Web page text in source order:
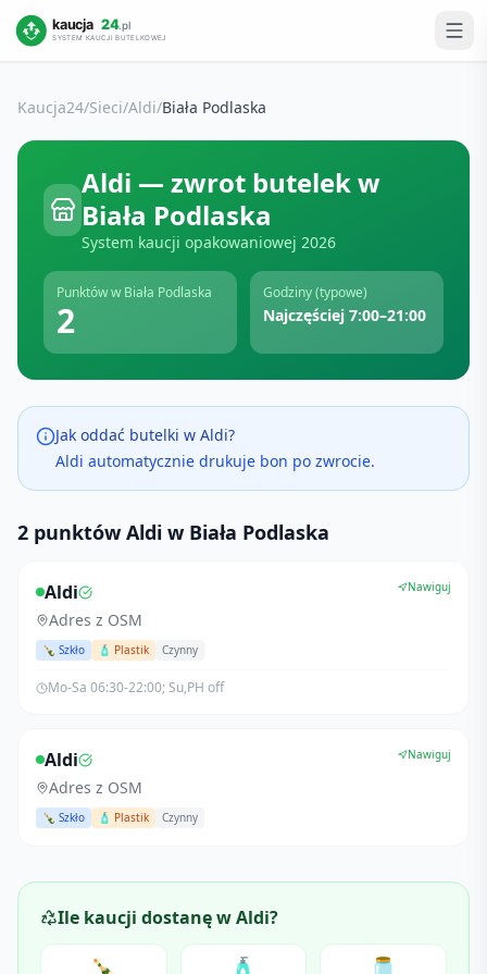
Kaucja24/Sieci/Aldi/Biała Podlaska
Aldi — zwrot butelek w
Biała Podlaska
System kaucji opakowaniowej2026
Punktów w Biała Podlaska
2
Godziny (typowe)
Najczęściej 7:00–21:00
Jak oddać butelki w Aldi?
Aldi automatycznie drukuje bon po zwrocie.
2 punktów Aldi w Biała Podlaska
Aldi
Adres z OSM
🍾 Szkło 🧴 Plastik Czynny
Nawiguj
Mo-Sa 06:30-22:00; Su,PH off
Aldi
Adres z OSM
🍾 Szkło 🧴 Plastik Czynny
Nawiguj
Ile kaucji dostanę wAldi?
🍾 🧴 🫙